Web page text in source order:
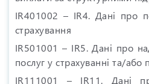
IR401002 – IR4. Дані про
страхування
IR501001 – IR5. Дані про
послуг у страхуванні та/або
IR111001 – IR11. Дані